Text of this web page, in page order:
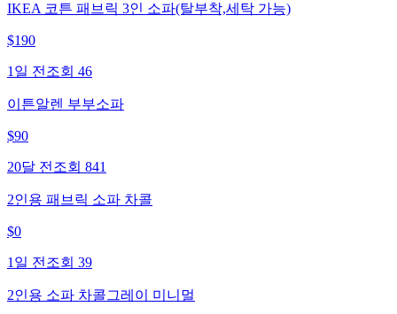
IKEA 코튼 패브릭 3인 소파(탈부착,세탁 가능)
$190
1일 전 조회 46
이튼알렌 부부소파
$90
20달 전 조회 841
2인용 패브릭 소파 차콜
$0
1일 전 조회 39
2인용 소파 차콜그레이 미니멀